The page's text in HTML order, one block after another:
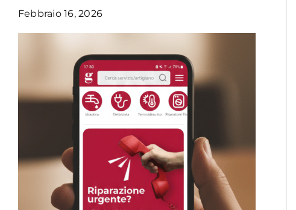
Febbraio 16, 2026